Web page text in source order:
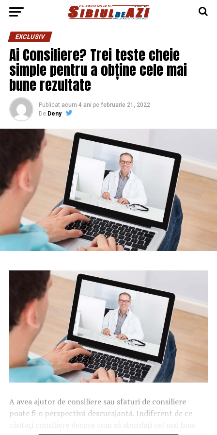
EXCLUSIV
Ai Consiliere? Trei teste cheie
simple pentru a obține cele mai
bune rezultate
Publicat acum 4 ani pe februarie 21, 2022
De Deny
A avea ajutor de consiliere sau sfaturi de consiliere
poate fi o perspectivă descurajantă. Indiferent de ce